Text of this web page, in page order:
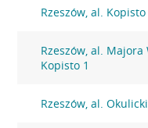
Rzeszów, al. Kopisto
Rzeszów, al. Majora
Kopisto 1
Rzeszów, al.